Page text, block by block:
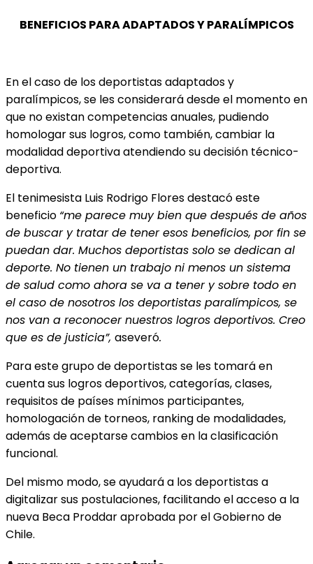
BENEFICIOS PARA ADAPTADOS Y PARALÍMPICOS
En el caso de los deportistas adaptados y
paralímpicos, se les considerará desde el momento en
que no existan competencias anuales, pudiendo
homologar sus logros, como también, cambiar la
modalidad deportiva atendiendo su decisión técnico-
deportiva.
El tenimesista Luis Rodrigo Flores destacó este
beneficio “me parece muy bien que después de años
de buscar y tratar de tener esos beneficios, por fin se
puedan dar. Muchos deportistas solo se dedican al
deporte. No tienen un trabajo ni menos un sistema
de salud como ahora se va a tener y sobre todo en
el caso de nosotros los deportistas paralímpicos, se
nos van a reconocer nuestros logros deportivos. Creo
que es de justicia”, aseveró.
Para este grupo de deportistas se les tomará en
cuenta sus logros deportivos, categorías, clases,
requisitos de países mínimos participantes,
homologación de torneos, ranking de modalidades,
además de aceptarse cambios en la clasificación
funcional.
Del mismo modo, se ayudará a los deportistas a
digitalizar sus postulaciones, facilitando el acceso a la
nueva Beca Proddar aprobada por el Gobierno de
Chile.